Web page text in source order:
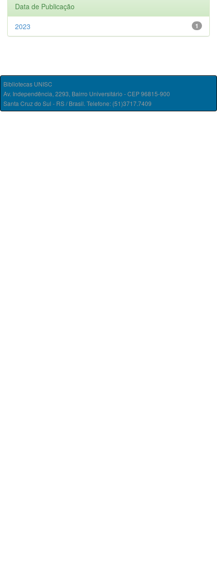
Data de Publicação
1
2023
Bibliotecas UNISC
Av. Independência, 2293, Bairro Universitário - CEP 96815-900
Santa Cruz do Sul - RS / Brasil. Telefone: (51)3717.7409